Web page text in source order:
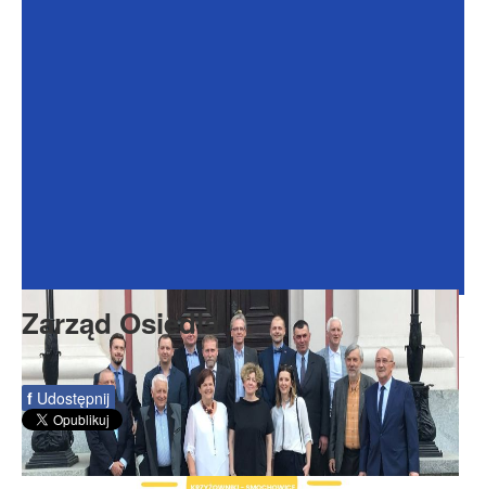
Rada Seniorów
Zarząd Osiedla
f Udostępnij